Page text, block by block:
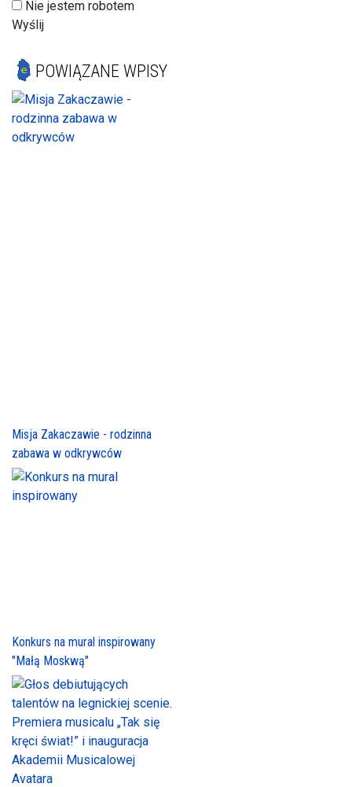
Nie jestem robotem
Wyślij
POWIĄZANE WPISY
Misja Zakaczawie - rodzinna
zabawa w odkrywców
Konkurs na mural inspirowany
"Małą Moskwą"